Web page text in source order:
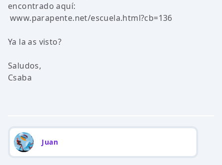
encontrado aquí:
www.parapente.net/escuela.html?cb=136
Ya la as visto?
Saludos,
Csaba
Juan